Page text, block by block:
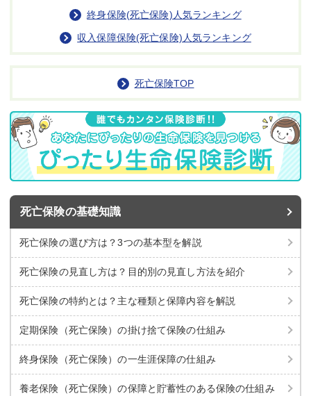
終身保険(死亡保険)人気ランキング
収入保障保険(死亡保険)人気ランキング
死亡保険TOP
死亡保険の基礎知識
死亡保険の選び方は？3つの基本型を解説
死亡保険の見直し方は？目的別の見直し方法を紹介
死亡保険の特約とは？主な種類と保障内容を解説
定期保険（死亡保険）の掛け捨て保険の仕組み
終身保険（死亡保険）の一生涯保障の仕組み
養老保険（死亡保険）の保障と貯蓄性のある保険の仕組み